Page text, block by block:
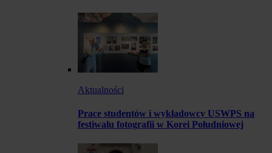
Aktualności
Prace studentów i wykładowcy USWPS na
festiwalu fotografii w Korei Południowej